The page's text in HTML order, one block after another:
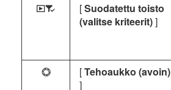
Z [Suodatettu toisto
(valitse kriteerit)]
t [Tehoaukko (avoin)
]